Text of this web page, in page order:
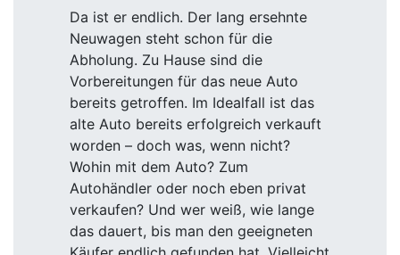
Da ist er endlich. Der lang ersehnte
Neuwagen steht schon für die
Abholung. Zu Hause sind die
Vorbereitungen für das neue Auto
bereits getroffen. Im Idealfall ist das
alte Auto bereits erfolgreich verkauft
worden – doch was, wenn nicht?
Wohin mit dem Auto? Zum
Autohändler oder noch eben privat
verkaufen? Und wer weiß, wie lange
das dauert, bis man den geeigneten